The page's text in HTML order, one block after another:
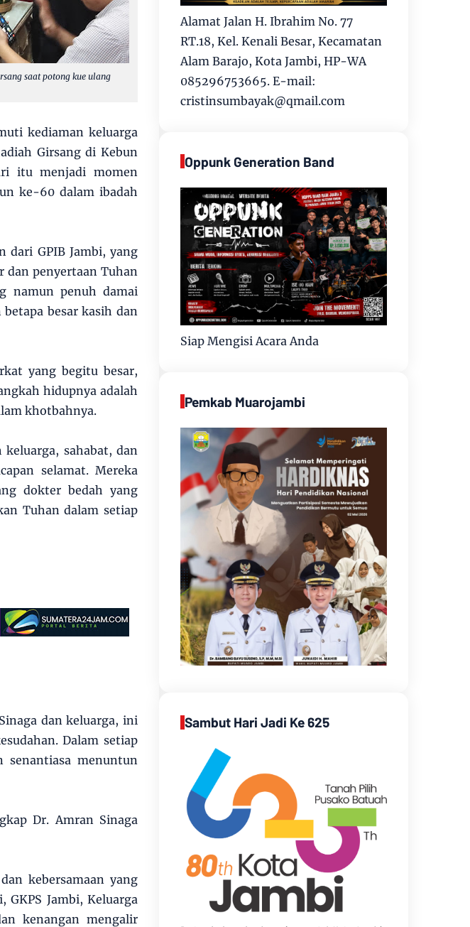
saat potong kue ulang
kediaman keluarga
Girsang di Kebun
itu menjadi momen
ke-60 dalam ibadah
dari GPIB Jambi, yang
dan penyertaan Tuhan
namun penuh damai
besar kasih dan
yang begitu besar,
hidupnya adalah
khotbahnya.
sahabat, dan
selamat. Mereka
dokter bedah yang
Tuhan dalam setiap
dan keluarga, ini
Dalam setiap
senantiasa menuntun
Dr. Amran Sinaga
kebersamaan yang
GKPS Jambi, Keluarga
kenangan mengalir
Alamat Jalan H. Ibrahim No. 77
RT.18, Kel. Kenali Besar, Kecamatan
Alam Barajo, Kota Jambi, HP-WA
085296753665. E-mail:
cristinsumbayak@qmail.com
Oppunk Generation Band
Siap Mengisi Acara Anda
Pemkab Muarojambi
Sambut Hari Jadi Ke 625